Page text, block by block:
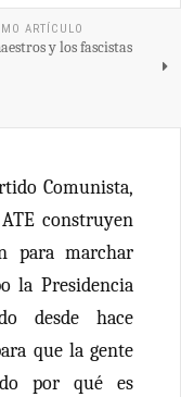
ARTÍCULO
y los fascistas
Comunista,
construyen
para marchar
la Presidencia
desde hace
que la gente
por qué es